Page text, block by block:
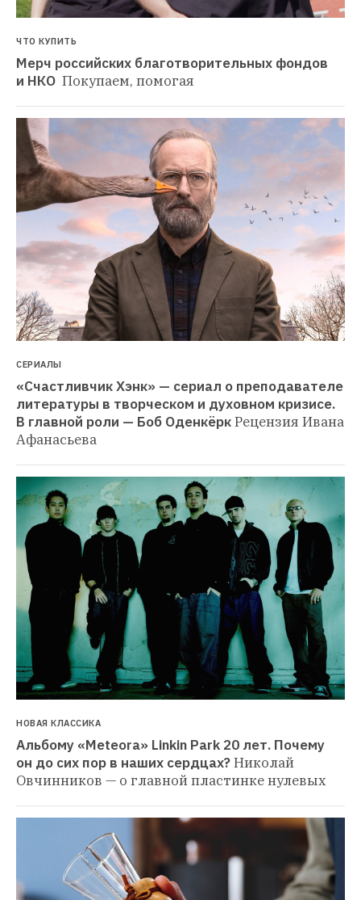
ЧТО КУПИТЬ
Мерч российских благотворительных фондов
и НКО Покупаем, помогая
СЕРИАЛЫ
«Счастливчик Хэнк» — сериал о преподавателе
литературы в творческом и духовном кризисе.
В главной роли — Боб ОденкёркРецензия Ивана
Афанасьева
НОВАЯ КЛАССИКА
Альбому «Meteora» Linkin Park 20 лет. Почему
он до сих пор в наших сердцах?Николай
Овчинников — о главной пластинке нулевых